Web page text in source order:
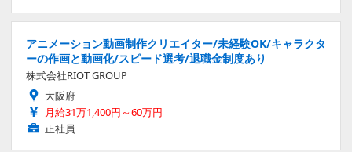
アニメーション動画制作クリエイター/未経験OK/キャラクタ
ーの作画と動画化/スピード選考/退職金制度あり
株式会社RIOT GROUP
大阪府
月給31万1,400円～60万円
正社員